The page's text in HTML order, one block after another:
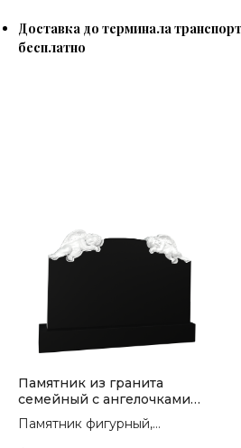
Доставка до терминала
бесплатно
Памятник из гранита
семейный с ангелочками
П-305
Памятник фигурный,